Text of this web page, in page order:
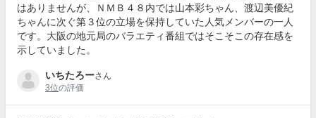
はありませんが、ＮＭＢ４８内では山本彩ちゃん、渡辺美優紀
ちゃんに次ぐ第３位の立場を保持していた人気メンバーの一人
です。大阪の地元局のバラエティ番組ではそこそこの存在感を
示していました。
いちたろーさん
3位の評価